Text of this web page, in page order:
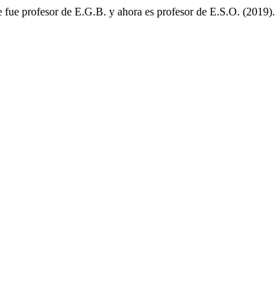
profesor de E.G.B. y ahora es profesor de E.S.O. (2019).